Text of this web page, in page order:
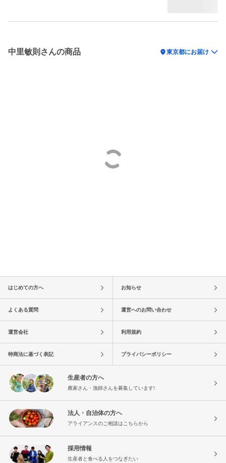
中里敏則さんの商品 location_on東京都にお届け
はじめての方へ お知らせ
よくある質問 運営へのお問い合わせ
運営会社 利用規約
特商法に基づく表記 プライバシーポリシー
生産者の方へ
農家さん・漁師さんを募集しています!
法人・自治体の方へ
アライアンスのご相談はこちらから
採用情報
生産者と食べる人をつなぎたい